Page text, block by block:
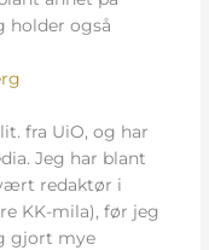
holder også
fra UiO, og har
Jeg har blant
redaktør i
KK-mila), før jeg
gjort mye